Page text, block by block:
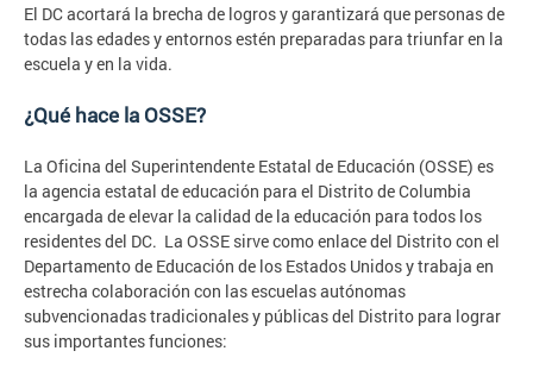
El DC acortará la brecha de logros y garantizará que personas de
todas las edades y entornos estén preparadas para triunfar en la
escuela y en la vida.
¿Qué hace la OSSE?
La Oficina del Superintendente Estatal de Educación (OSSE) es
la agencia estatal de educación para el Distrito de Columbia
encargada de elevar la calidad de la educación para todos los
residentes del DC. La OSSE sirve como enlace del Distrito con el
Departamento de Educación de los Estados Unidos y trabaja en
estrecha colaboración con las escuelas autónomas
subvencionadas tradicionales y públicas del Distrito para lograr
sus importantes funciones: